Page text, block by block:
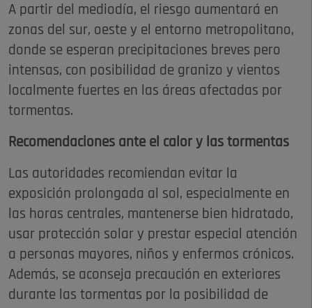
A partir del mediodía, el riesgo aumentará en
zonas del sur, oeste y el entorno metropolitano,
donde se esperan precipitaciones breves pero
intensas, con posibilidad de granizo y vientos
localmente fuertes en las áreas afectadas por
tormentas.
Recomendaciones ante el calor y las tormentas
Las autoridades recomiendan evitar la
exposición prolongada al sol, especialmente en
las horas centrales, mantenerse bien hidratado,
usar protección solar y prestar especial atención
a personas mayores, niños y enfermos crónicos.
Además, se aconseja precaución en exteriores
durante las tormentas por la posibilidad de